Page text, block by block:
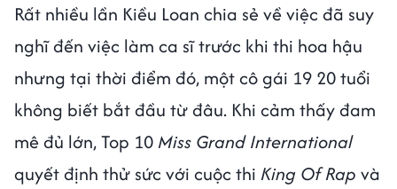
Rất nhiều lần Kiều Loan chia sẻ về việc đã suy
nghĩ đến việc làm ca sĩ trước khi thi hoa hậu
nhưng tại thời điểm đó, một cô gái 19 20 tuổi
không biết bắt đầu từ đâu. Khi cảm thấy đam
mê đủ lớn, Top 10 Miss Grand International
quyết định thử sức với cuộc thi King Of Rap và